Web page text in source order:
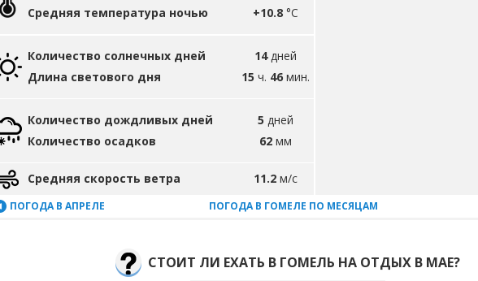
Средняя температура ночью
+10.8 °C
Количество солнечных дней
Длина светового дня
14дней
15 ч. 46 мин.
Количество дождливых дней
Количество осадков
5 дней
62 мм
Средняя скорость ветра 11.2 м/с
ПОГОДА В АПРЕЛЕ ПОГОДА В ГОМЕЛЕ ПО МЕСЯЦАМ
СТОИТ ЛИ ЕХАТЬ В ГОМЕЛЬ НА ОТДЫХ В МАЕ?